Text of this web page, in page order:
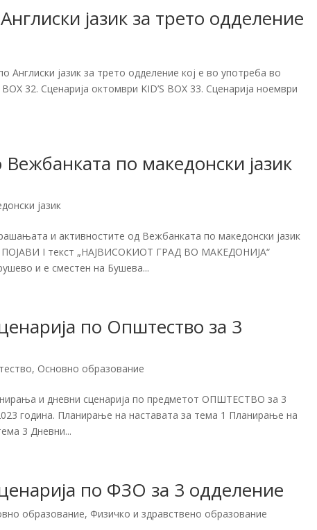
јазик за трето одделение
Англиски јазик за трето одделение кој е во употреба во
32. Сценарија октомври KID’S BOX 33. Сценарија ноември
по македонски јазик
јазик
и активностите од Вежбанката по македонски јазик
I текст „НАЈВИСОКИОТ ГРАД ВО МАКЕДОНИЈА“
и е сместен на Бушева...
по Општество за 3
, Основно образование
и дневни сценарија по предметот ОПШТЕСТВО за 3
година. Планирање на наставата за тема 1 Планирање на
3 Дневни...
по ФЗО за 3 одделение
образование, Физичко и здравствено образование